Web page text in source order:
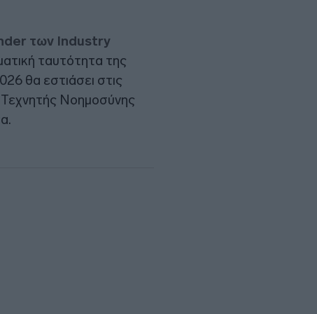
των Industry
ταυτότητα της
θα εστιάσει στις
Νοημοσύνης